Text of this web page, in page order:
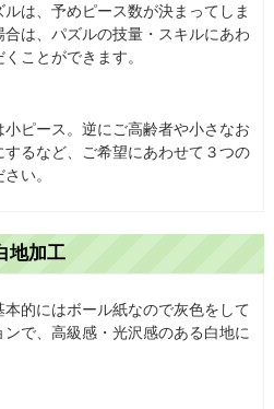
は、予めピース数が決まってしま
は、パズルの技量・スキルにあわ
ことができます。
ピース。逆にご高齢者や小さなお
るなど、ご希望にあわせて３つの
い。
地加工
的にはボール紙なので灰色をして
で、高級感・光沢感のある白地に